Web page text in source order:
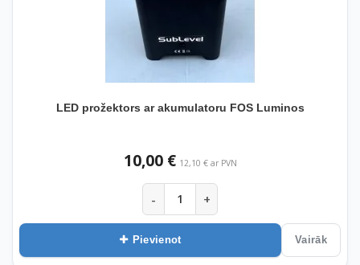
LED prožektors ar akumulatoru FOS Luminos
10,00 € 12,10 € ar PVN
- +
Pievienot Vairāk